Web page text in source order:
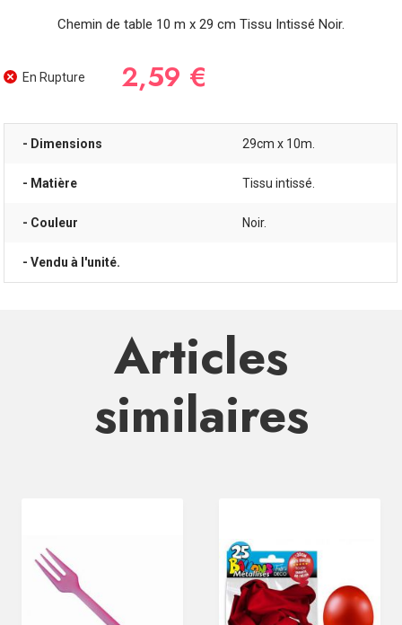
Chemin de table 10 m x 29 cm Tissu Intissé Noir.
En Rupture 2,59 €
- Dimensions 29cm x 10m.
- Matière Tissu intissé.
- Couleur Noir.
- Vendu à l'unité.
Articles
similaires